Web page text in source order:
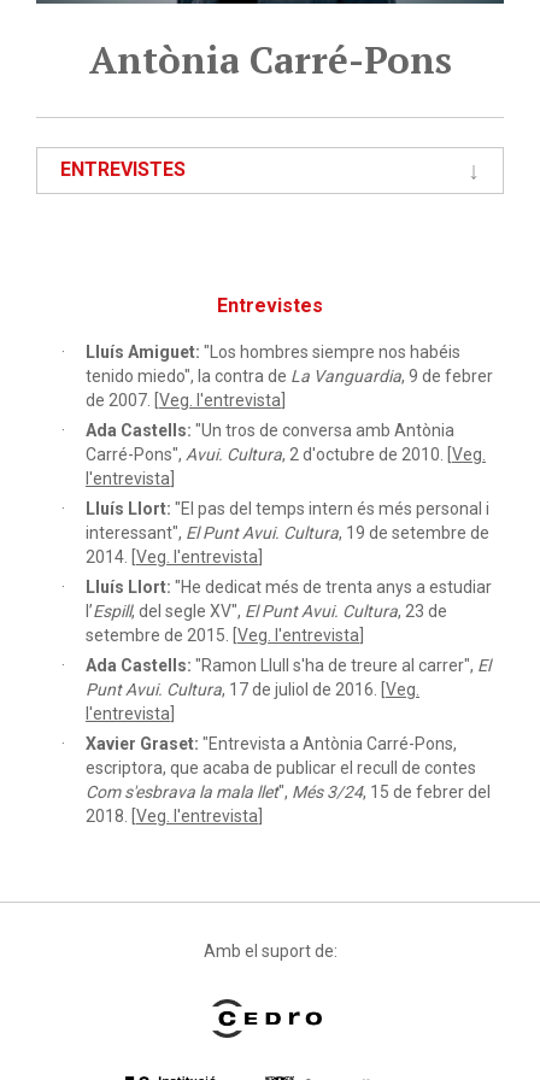
Antònia Carré-Pons
ENTREVISTES
Entrevistes
Lluís Amiguet: "Los hombres siempre nos habéis
tenido miedo", la contra de La Vanguardia, 9 de febrer
de 2007. [ Veg. l'entrevista
Ada Castells: "Un tros de conversa amb Antònia
Carré-Pons", Avui. Cultura, 2 d'octubre de 2010. [ Veg.
l'entrevista
Lluís Llort: "El pas del temps intern és més personal i
interessant", El Punt Avui. Cultura, 19 de setembre de
2014. [ Veg. l'entrevista
Lluís Llort: "He dedicat més de trenta anys a estudiar
l’Espill, del segle XV", El Punt Avui. Cultura, 23 de
setembre de 2015. [ Veg. l'entrevista
Ada Castells: "Ramon Llull s'ha de treure al carrer", El
Punt Avui. Cultura, 17 de juliol de 2016. [ Veg.
l'entrevista
Xavier Graset: "Entrevista a Antònia Carré-Pons,
escriptora, que acaba de publicar el recull de contes
Com s'esbrava la mala llet", Més 3/24, 15 de febrer del
2018. [ Veg. l'entrevista
Amb el suport de: